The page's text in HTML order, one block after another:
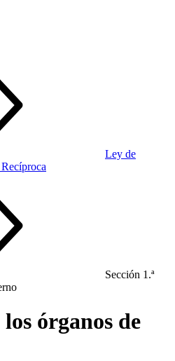
Ley de
Sección 1.ª
los órganos de